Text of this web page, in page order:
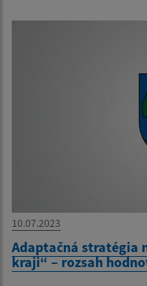
10.07.2023
Adaptačná stratégia
kraji“ – rozsah